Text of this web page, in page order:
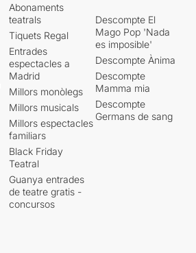
Abonaments
teatrals
Tiquets Regal
Entrades
espectacles a
Madrid
Millors monòlegs
Millors musicals
Millors espectacles
familiars
Black Friday
Teatral
Guanya entrades
de teatre gratis -
concursos
Descompte El
Mago Pop 'Nada
es imposible'
Descompte Ànima
Descompte
Mamma mia
Descompte
Germans de sang